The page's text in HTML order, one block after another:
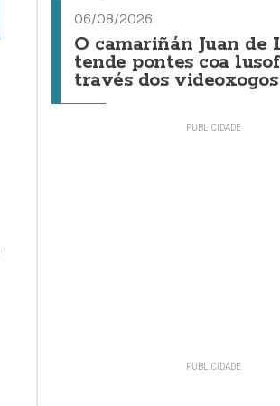
06/08/2026
O camariñán Juan de
tende pontes coa
través dos videoxogos